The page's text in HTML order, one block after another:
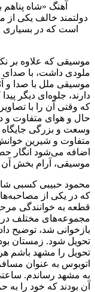
آهنگ «شاه
دولتمند خالف یکی از
است که در بسیاری
موسیقی که علاوه بر
ملودی داشت، با صدای
موسیقی ملل با صدا و
دارند، جلوه‌ای دیگر
که وقتی آن را با
حال و هوای متفاوت و
وسعت و بزرگی
متفاوت و شیرین
اضافه می‌شود انگار
موسیقی، آرام بخش
محمود حبیبی کسبی
که در یکی از
قطعه به خوانندگی
مجموعه‌های مختلف
تحویل شود. زمستان
تحویل را مشهد باشم
اتوبوس به عنوان
به مشهد رساندم.
آن بودند که خود را به